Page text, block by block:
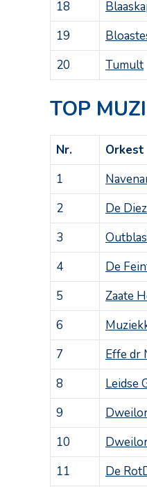
18
19
20
Tumult
TOP
Nr. Orkest
1
2
De
3
4
De
5
Zaate
6
7
Effe dr
8
Leidse
9
10
11
De